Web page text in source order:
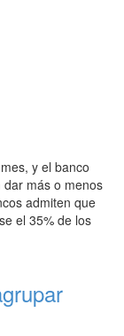
y el banco
más o menos
admiten que
el 35% de los